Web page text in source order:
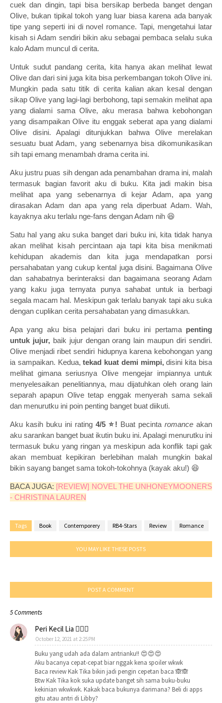
cuek dan dingin, tapi bisa bersikap berbeda banget dengan
Olive, bukan tipikal tokoh yang luar biasa karena ada banyak
tipe yang seperti ini di novel romance. Tapi, mengetahui latar
kisah si Adam sendiri bikin aku sebagai pembaca selalu suka
kalo Adam muncul di cerita.
Untuk sudut pandang cerita, kita hanya akan melihat lewat
Olive dan dari sini juga kita bisa perkembangan tokoh Olive ini.
Mungkin pada satu titik di cerita kalian akan kesal dengan
sikap Olive yang lagi-lagi berbohong, tapi semakin melihat apa
yang dialami sama Olive, aku merasa bahwa kebohongan
yang disampaikan Olive itu enggak seberat apa yang dialami
Olive disini. Apalagi ditunjukkan bahwa Olive merelakan
sesuatu buat Adam, yang sebenarnya bisa dikomunikasikan
sih tapi emang menambah drama cerita ini.
Aku justru puas sih dengan ada penambahan drama ini, malah
termasuk bagian favorit aku di buku. Kita jadi makin bisa
melihat apa yang sebenarnya di kejar Adam, apa yang
dirasakan Adam dan apa yang rela diperbuat Adam. Wah,
kayaknya aku terlalu nge-fans dengan Adam nih 😆
Satu hal yang aku suka banget dari buku ini, kita tidak hanya
akan melihat kisah percintaan aja tapi kita bisa menikmati
kehidupan akademis dan kita juga mendapatkan porsi
persahabatan yang cukup kental juga disini. Bagaimana Olive
dan sahabatnya berinteraksi dan bagaimana seorang Adam
yang kaku juga ternyata punya sahabat untuk ia berbagi
segala macam hal. Meskipun gak terlalu banyak tapi aku suka
dengan cuplikan cerita persahabatan yang dimasukkan.
Apa yang aku bisa pelajari dari buku ini pertama penting
untuk jujur, baik jujur dengan orang lain maupun diri sendiri.
Olive menjadi ribet sendiri hidupnya karena kebohongan yang
ia sampaikan. Kedua,tekad kuat demi mimpi,disini kita bisa
melihat gimana seriusnya Olive mengejar impiannya untuk
menyelesaikan penelitiannya, mau dijatuhkan oleh orang lain
separah apapun Olive tetap enggak menyerah sama sekali
dan menurutku ini poin penting banget buat diikuti.
Aku kasih buku ini rating 4/5 ⭐! Buat pecinta romance akan
aku sarankan banget buat ikutin buku ini. Apalagi menurutku ini
termasuk buku yang ringan ya meskipun ada konflik tapi gak
akan membuat kepikiran berlebihan malah mungkin bakal
bikin sayang banget sama tokoh-tokohnya (kayak aku!) 😆
BACA JUGA: [REVIEW] NOVEL THE UNHONEYMOONERS
- CHRISTINA LAUREN
Tags Book Contemporery RB4-Stars Review Romance
YOU MAY LIKE THESE POSTS
POST A COMMENT
5 Comments
Peri Kecil Lia 🧚🏻‍♀️
October 12, 2021 at 2:25 PM
Buku yang udah ada dalam antrianku!! 😍😍😍
Aku bacanya cepat-cepat biar nggak kena spoiler wkwk
Baca review Kak Tika bikin jadi pengin cepetan baca 🙈🙈
Btw Kak Tika kok suka update banget sih sama buku-buku
kekinian wkwkwk. Kakak baca bukunya darimana? Beli di apps
gitu atau antri di Libby?